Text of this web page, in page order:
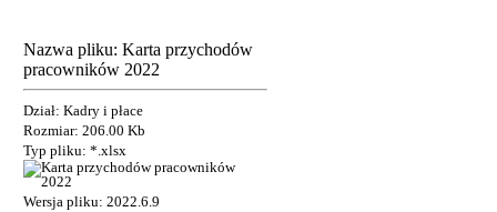
Nazwa pliku: Karta przychodów
pracowników 2022
Dział: Kadry i płace
Rozmiar: 206.00 Kb
Typ pliku: *.xlsx
Wersja pliku: 2022.6.9